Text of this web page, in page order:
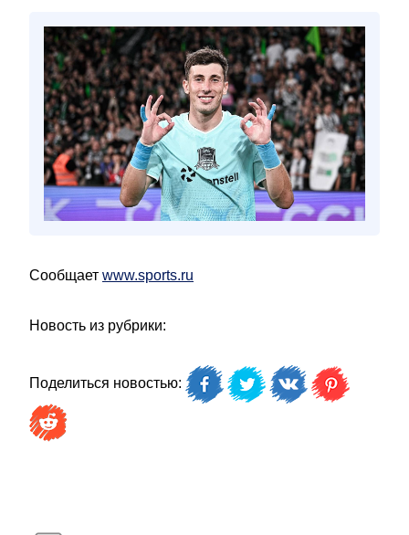
Сообщает www.sports.ru
Новость из рубрики:
Поделиться новостью: